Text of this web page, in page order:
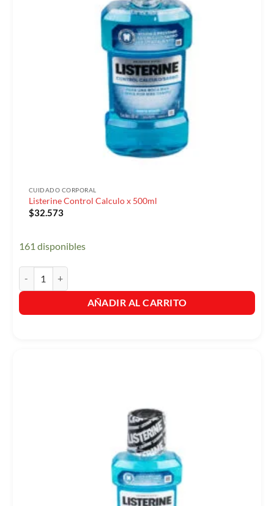
CUIDADO CORPORAL
Listerine Control Calculo x 500ml
$32.573
161 disponibles
AÑADIR AL CARRITO